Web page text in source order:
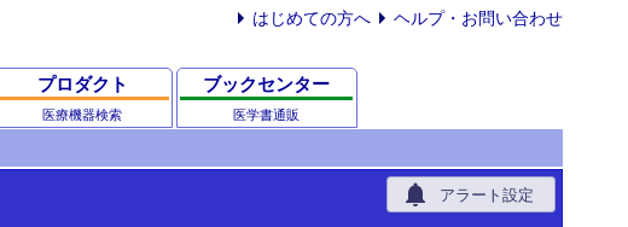
はじめての方へ ヘルプ・お問い合わせ
プロダクト
医療機器検索
ブックセンター
医学書通販
notifications アラート設定